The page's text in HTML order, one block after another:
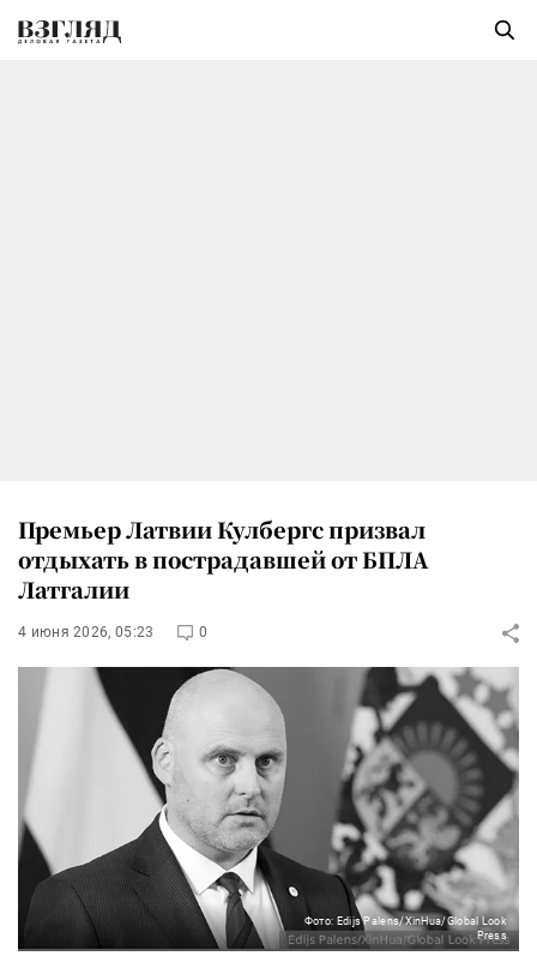
Премьер Латвии Кулбергс призвал
отдыхать в пострадавшей от БПЛА
Латгалии
4 июня 2026, 05:23 0
Фото: Edijs Palens/XinHua/Global Look
Press